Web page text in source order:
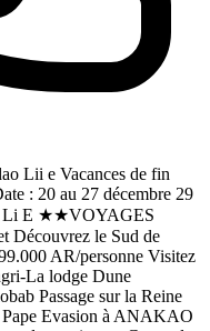
Lii e Vacances de fin
: 20 au 27 décembre 29
Li E ★★VOYAGES
le Sud de
AR/personne Visitez
La lodge Dune
Passage sur la Reine
Pape Evasion à ANAKAO